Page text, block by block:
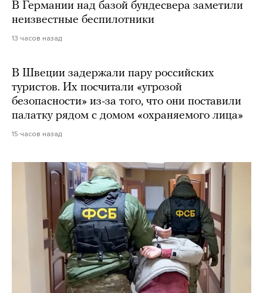
В Германии над базой бундесвера заметили
неизвестные беспилотники
13 часов назад
В Швеции задержали пару российских
туристов. Их посчитали «угрозой
безопасности» из-за того, что они поставили
палатку рядом с домом «охраняемого лица»
15 часов назад